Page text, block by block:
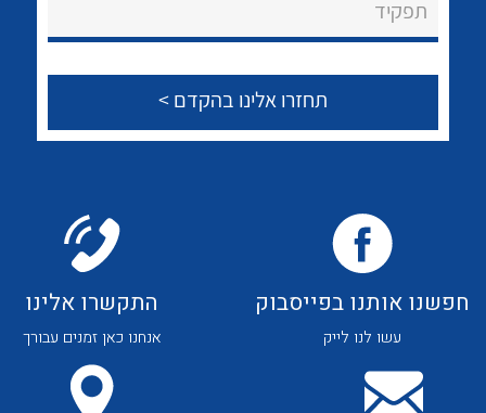
צור קשר
לכל מוצרי היצרן
תפקיד
חפשנו אותנו בפייסבוק
עשו לנו לייק
התקשרו אלינו
אנחנו כאן זמנים עבורך